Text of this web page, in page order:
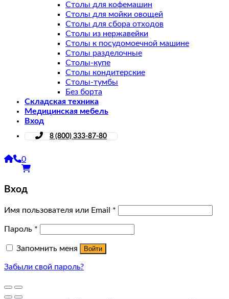
Столы для кофемашин
Столы для мойки овощей
Столы для сбора отходов
Столы из нержавейки
Столы к посудомоечной машине
Столы разделочные
Столы-купе
Столы кондитерские
Столы-тумбы
Без борта
Складская техника
Медицинская мебель
Вход
8 (800) 333-87-80
0
Вход
Имя пользователя или Email *
Пароль *
Запомнить меня Войти
Забыли свой пароль?